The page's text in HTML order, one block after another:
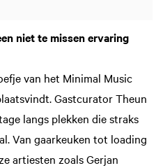
niet te missen ervaring
van het Minimal Music
Gastcurator Theun
langs plekken die straks
Van gaarkeuken tot loading
artiesten zoals Gerjan